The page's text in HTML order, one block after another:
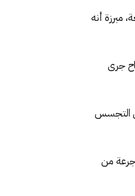
مبرزة أنه
جرى
التجسس
ومليون جرعة من